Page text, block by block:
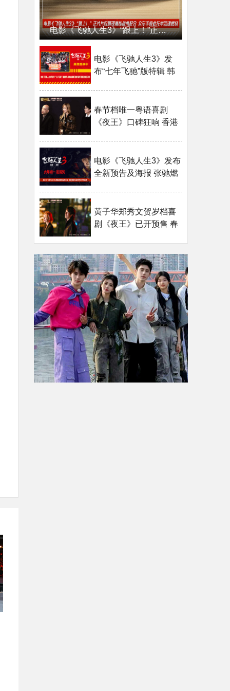
电影《飞驰人生3》“跟上！”正片片段燃起团魂 中国车手团结一致并肩向前
电影《飞驰人生3》发
布“七年飞驰”版特辑 韩
春节档唯一粤语喜剧
《夜王》口碑狂响 香港
电影《飞驰人生3》发布
全新预告及海报 张驰燃
黄子华郑秀文贺岁档喜
剧《夜王》已开预售 春